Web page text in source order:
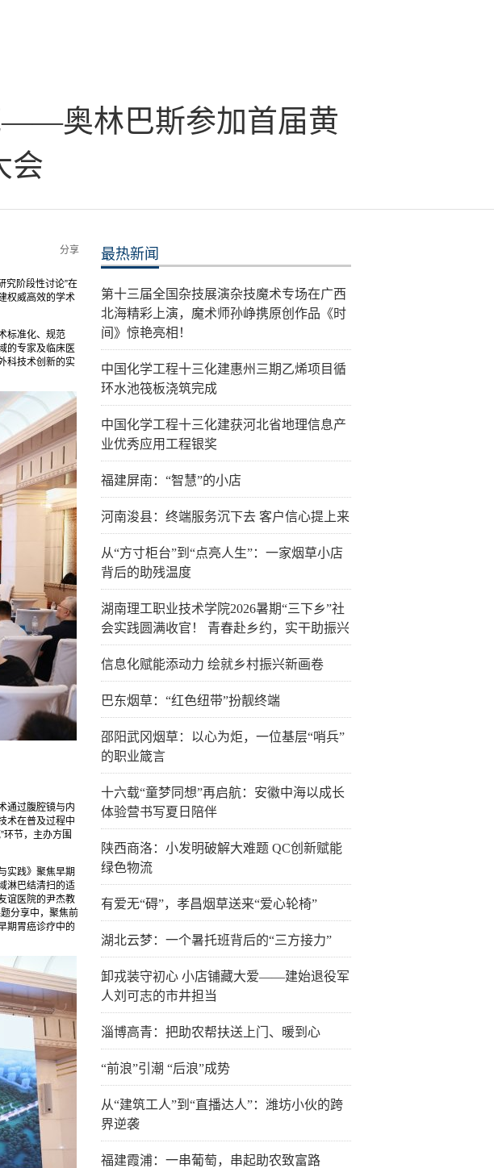
——奥林巴斯参加首届黄
会
分享
究阶段性讨论”在
权威高效的学术
标准化、规范
的专家及临床医
科技术创新的实
通过腹腔镜与内
术在普及过程中
环节，主办方围
实践》聚焦早期
淋巴结清扫的适
谊医院的尹杰教
分享中，聚焦前
期胃癌诊疗中的
最热新闻
第十三届全国杂技展演杂技魔术专场在广西
北海精彩上演，魔术师孙峥携原创作品《时
间》惊艳亮相！
中国化学工程十三化建惠州三期乙烯项目循
环水池筏板浇筑完成
中国化学工程十三化建获河北省地理信息产
业优秀应用工程银奖
福建屏南：“智慧”的小店
河南浚县：终端服务沉下去 客户信心提上来
从“方寸柜台”到“点亮人生”：一家烟草小店
背后的助残温度
湖南理工职业技术学院2026暑期“三下乡”社
会实践圆满收官！ 青春赴乡约，实干助振兴
信息化赋能添动力 绘就乡村振兴新画卷
巴东烟草：“红色纽带”扮靓终端
邵阳武冈烟草：以心为炬，一位基层“哨兵”
的职业箴言
十六载“童梦同想”再启航：安徽中海以成长
体验营书写夏日陪伴
陕西商洛：小发明破解大难题 QC创新赋能
绿色物流
有爱无“碍”，孝昌烟草送来“爱心轮椅”
湖北云梦：一个暑托班背后的“三方接力”
卸戎装守初心 小店铺藏大爱——建始退役军
人刘可志的市井担当
淄博高青：把助农帮扶送上门、暖到心
“前浪”引潮 “后浪”成势
从“建筑工人”到“直播达人”：潍坊小伙的跨
界逆袭
福建霞浦：一串葡萄，串起助农致富路